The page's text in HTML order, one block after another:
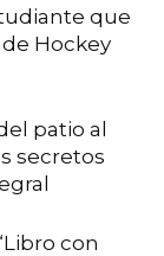
que
Hockey
patio al
secretos
con